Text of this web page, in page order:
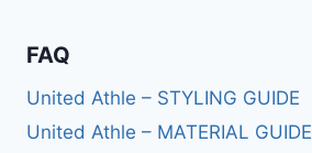
FAQ
United Athle – STYLING GUIDE
United Athle – MATERIAL GUIDE